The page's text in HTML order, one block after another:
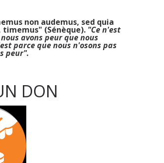
non audemus, sed quia
timemus" (Sénèque). "Ce n'est
avons peur que nous
parce que nous n'osons pas
peur".
DON